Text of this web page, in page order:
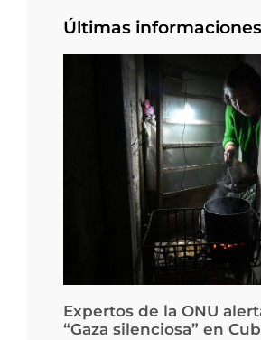
Últimas informaciones
Expertos de la ONU
“Gaza silenciosa” en